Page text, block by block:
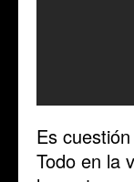
Es
Todo en la